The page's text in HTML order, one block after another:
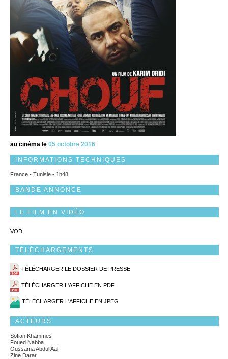
au cinéma le 05 octobre 2016
INFORMATIONS TECHNIQUES
France - Tunisie - 1h48
BANDE ANNONCE
LE FILM EN VIDÉO
VOD
TÉLÉCHARGEMENTS
TÉLÉCHARGER LE DOSSIER DE PRESSE
TÉLÉCHARGER L'AFFICHE EN PDF
TÉLÉCHARGER L'AFFICHE EN JPEG
ACTEURS
Sofian Khammes
Foued Nabba
Oussama Abdul Aal
Zine Darar